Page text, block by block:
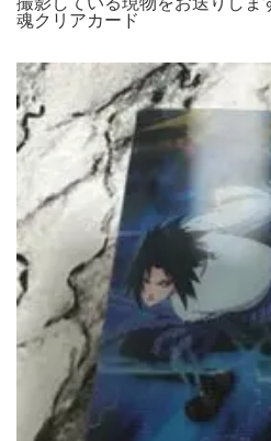
魂クリアカード